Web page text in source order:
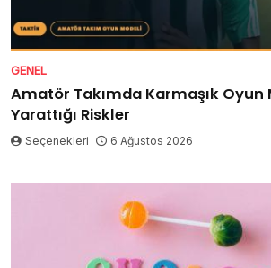
GENEL
Amatör Takımda Karmaşık Oyun
Yarattığı Riskler
Seçenekleri 6 Ağustos 2026